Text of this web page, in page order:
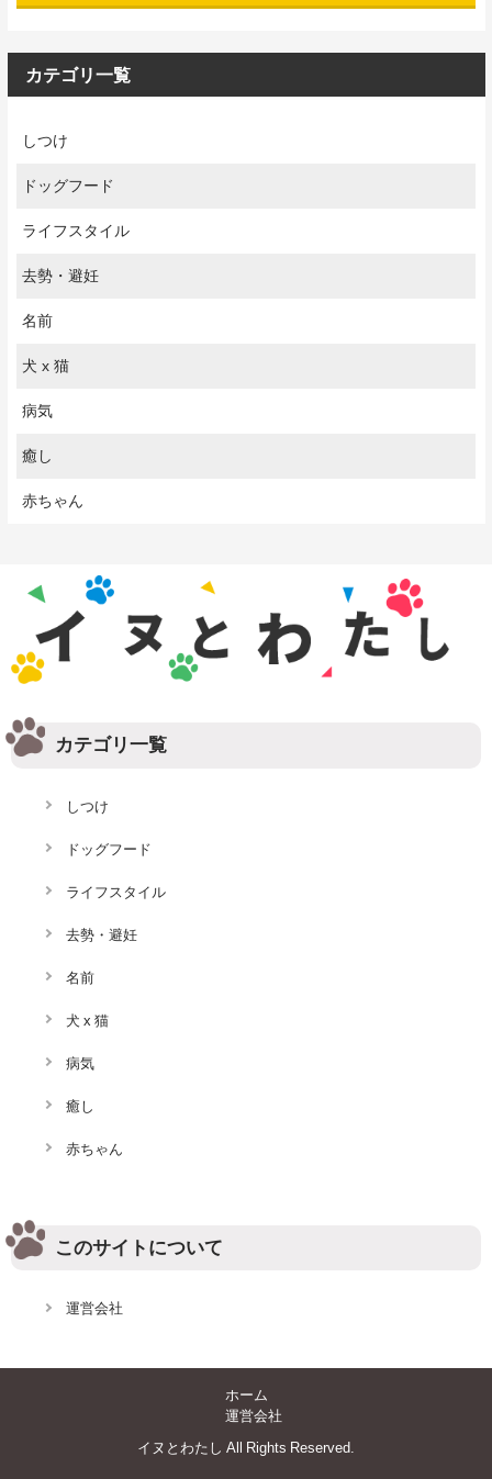
カテゴリ一覧
しつけ
ドッグフード
ライフスタイル
去勢・避妊
名前
犬 x 猫
病気
癒し
赤ちゃん
カテゴリ一覧
しつけ
ドッグフード
ライフスタイル
去勢・避妊
名前
犬 x 猫
病気
癒し
赤ちゃん
このサイトについて
運営会社
ホーム
運営会社
イヌとわたし All Rights Reserved.